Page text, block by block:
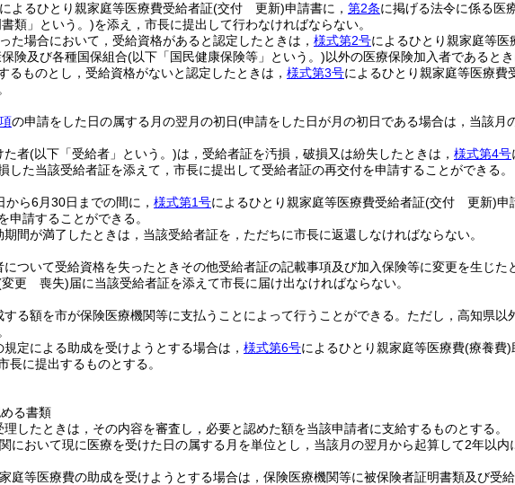
によるひとり親家庭等医療費受給者証(交付 更新)申請書に， 第2条に掲げる法令に係る医
類」という。)を添え，市長に提出して行わなければならない。
た場合において，受給資格があると認定したときは， 様式第2号によるひとり親家庭等医
険及び各種国保組合(以下「国民健康保険等」という。)以外の医療保険加入者であるとき
るものとし，受給資格がないと認定したときは， 様式第3号によるひとり親家庭等医療費
の申請をした日の属する月の翌月の初日(申請をした日が月の初日である場合は，当該月
た者(以下「受給者」という。)は，受給者証を汚損，破損又は紛失したときは， 様式第4号
した当該受給者証を添えて，市長に提出して受給者証の再交付を申請することができる。
ら6月30日までの間に， 様式第1号によるひとり親家庭等医療費受給者証(交付 更新)申
申請することができる。
間が満了したときは，当該受給者証を，ただちに市長に返還しなければならない。
ついて受給資格を失ったときその他受給者証の記載事項及び加入保険等に変更を生じた
更 喪失)届に当該受給者証を添えて市長に届け出なければならない。
る額を市が保険医療機関等に支払うことによって行うことができる。 ただし，高知県以
規定による助成を受けようとする場合は， 様式第6号によるひとり親家庭等医療費(療養費)
長に提出するものとする。
る書類
したときは，その内容を審査し，必要と認めた額を当該申請者に支給するものとする。
において現に医療を受けた日の属する月を単位とし，当該月の翌月から起算して2年以内
庭等医療費の助成を受けようとする場合は，保険医療機関等に被保険者証明書類及び受